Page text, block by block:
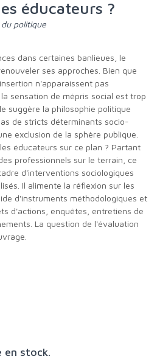
éducateurs ?
du politique
ses approches. Bien que
n'apparaissent pas
sensation de mépris social est trop
suggère la philosophie politique
de stricts déterminants socio-
exclusion de la sphère publique.
éducateurs sur ce plan ? Partant
professionnels sur le terrain, ce
d'interventions sociologiques
Il alimente la réflexion sur les
d'instruments méthodologiques et
d'actions, enquêtes, entretiens de
La question de l'évaluation
en stock.